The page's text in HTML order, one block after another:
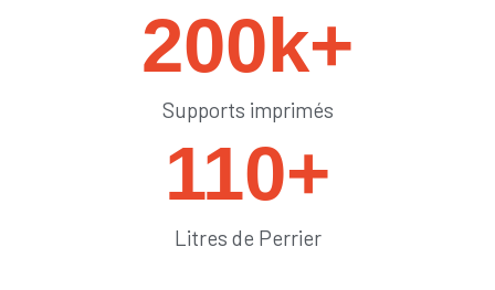
200k+
Supports imprimés
110+
Litres de Perrier